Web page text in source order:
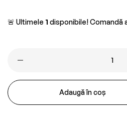
🚨 Ultimele 1 disponibile! Comandă
Adaugă în coș